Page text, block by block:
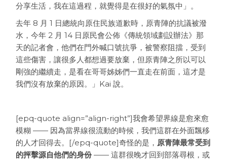
分享生活，我在這過程，就覺得是在很好的氣氛中」。
去年 8 月 1 日總統向原住民族道歉時，原青陣的抗議被潑
水，今年 2 月 14 日原民會公佈《傳統領域劃設辦法》那
天的記者會，他們在門外喊口號抗爭，被警察阻擋，受到
這些傷害，讓很多人都想過要放棄，但原青陣之所以可以
剛強的繼續走，是看在哥哥姊姊們一直走在前面，這才是
我們沒有放棄的原因。」Kai 說。
[epq-quote align=”align-right”]我會希望界線是愈來愈
模糊 —— 因為當界線很流動的時候，我們這群在外面飄移
的人才回得去。[/epq-quote]奇怪的是， 原青陣最常受到
的抨擊源自他們的身份—— 這群很晚才回到部落尋根，或